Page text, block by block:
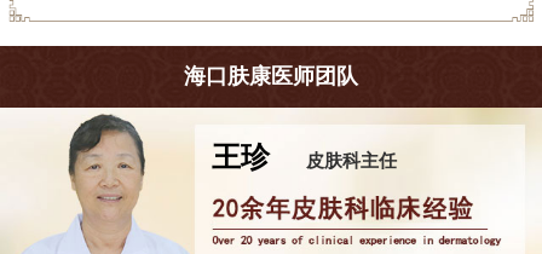
海口肤康医师团队
王珍 皮肤科主任